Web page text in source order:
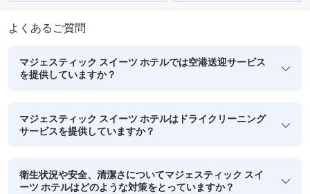
よくあるご質問
マジェスティック スイーツ ホテルでは空港送迎サービス
を提供していますか？
マジェスティック スイーツ ホテルはドライクリーニング
サービスを提供していますか？
衛生状況や安全、清潔さについてマジェスティック スイ
ーツ ホテルはどのような対策をとっていますか？